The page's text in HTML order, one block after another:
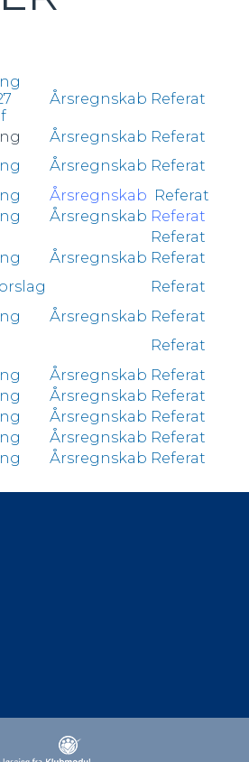
Årsregnskab Referat
Årsregnskab Referat
Årsregnskab Referat
Årsregnskab Referat
Årsregnskab Referat
Referat
Årsregnskab Referat
Referat
Årsregnskab Referat
Referat
Årsregnskab Referat
Årsregnskab Referat
Årsregnskab Referat
Årsregnskab Referat
Årsregnskab Referat